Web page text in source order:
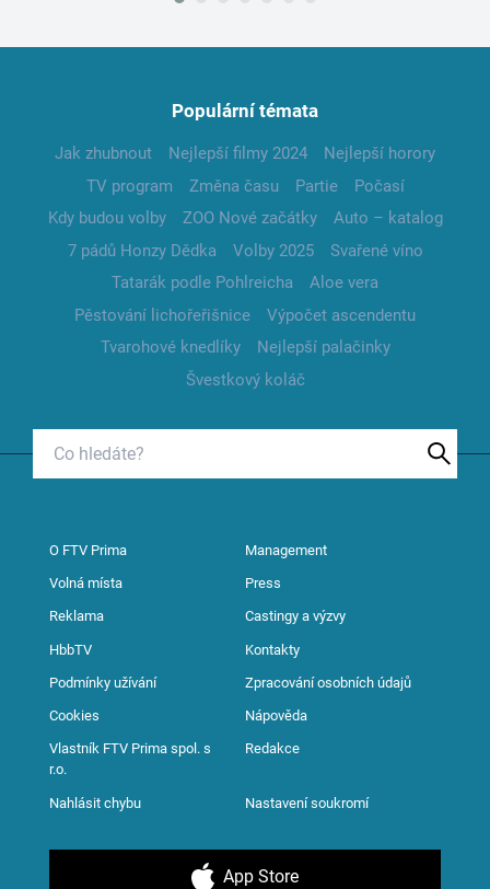
Populární témata
Jak zhubnout Nejlepší filmy 2024
Nejlepší horory
TV program
Změna času Partie
Počasí
Kdy budou volby
ZOO Nové začátky
Auto – katalog
7 pádů Honzy Dědka
Volby 2025
Svařené víno
Tatarák podle Pohlreicha
Aloe vera
Pěstování lichořeřišnice
Výpočet ascendentu
Tvarohové knedlíky
Nejlepší palačinky
Švestkový koláč
O FTV Prima Management
Volná místa Press
Reklama Castingy a výzvy
HbbTV Kontakty
Podmínky užívání Zpracování osobních údajů
Cookies Nápověda
Vlastník FTV Prima spol. s
r.o.
Redakce
Nahlásit chybu Nastavení soukromí
App Store